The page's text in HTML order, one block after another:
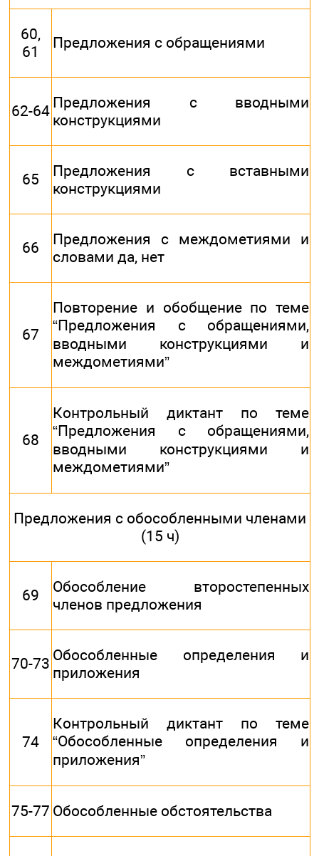
60,
61
Предложения с обращениями
62-64 Предложения с вводными
конструкциями
65
Предложения с вставными
конструкциями
66
Предложения с междометиями и
словами да, нет
67
Повторение и обобщение по теме
“Предложения с обращениями,
вводными конструкциями и
междометиями”
68
Контрольный диктант по теме
“Предложения с обращениями,
вводными конструкциями и
междометиями”
Предложения с обособленными членами
(15 ч)
69
Обособление второстепенных
членов предложения
70-73 Обособленные определения и
приложения
74
Контрольный диктант по теме
“Обособленные определения и
приложения”
75-77 Обособленные обстоятельства